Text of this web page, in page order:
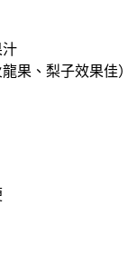
汁
果、梨子效果佳）